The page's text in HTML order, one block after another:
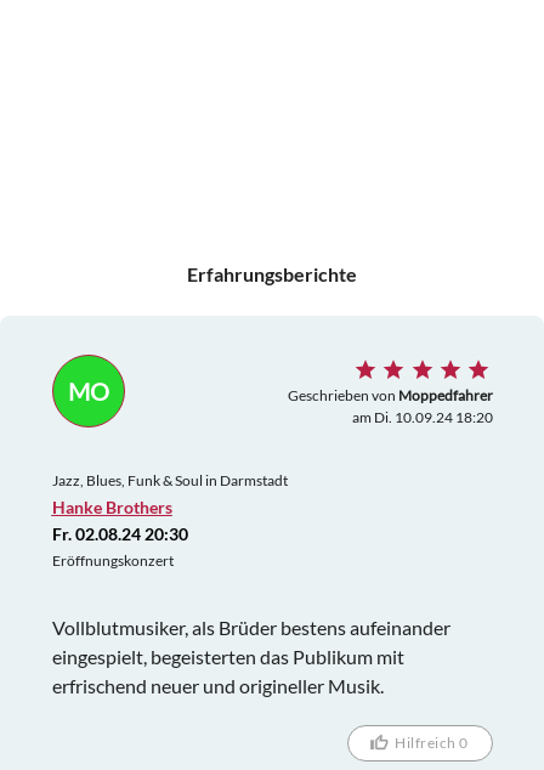
Erfahrungsberichte
MO Geschrieben von Moppedfahrer
am Di. 10.09.24 18:20
Jazz, Blues, Funk & Soul in Darmstadt
Hanke Brothers
Fr. 02.08.24 20:30
Eröffnungskonzert
Vollblutmusiker, als Brüder bestens aufeinander
eingespielt, begeisterten das Publikum mit
erfrischend neuer und origineller Musik.
Hilfreich 0